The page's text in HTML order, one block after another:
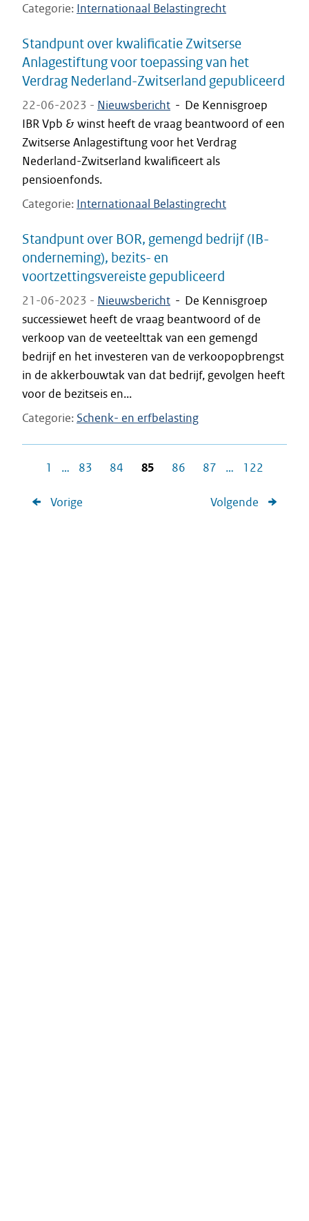
Categorie Internationaal Belastingrecht
Standpunt over kwalificatie Zwitserse
Anlagestiftung voor toepassing van het
Verdrag Nederland-Zwitserland gepubliceerd
22-06-2023 - Nieuwsbericht - De Kennisgroep
IBR Vpb & winst heeft de vraag beantwoord of een
Zwitserse Anlagestiftung voor het Verdrag
Nederland-Zwitserland kwalificeert als
pensioenfonds.
Categorie Internationaal Belastingrecht
Standpunt over BOR, gemengd bedrijf (IB-
onderneming), bezits- en
voortzettingsvereiste gepubliceerd
21-06-2023 - Nieuwsbericht - De Kennisgroep
successiewet heeft de vraag beantwoord of de
verkoop van de veeteelttak van een gemengd
bedrijf en het investeren van de verkoopopbrengst
in de akkerbouwtak van dat bedrijf, gevolgen heeft
voor de bezitseis en...
Categorie Schenk- en erfbelasting
Vorige
1 … 83 84 85 86 87 … 122
Volgende